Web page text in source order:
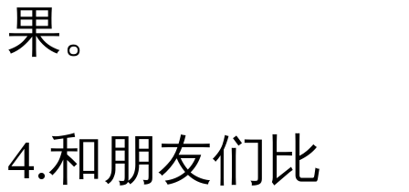
果。
4.和朋友们比